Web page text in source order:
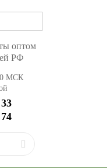
оптом
РФ
МСК